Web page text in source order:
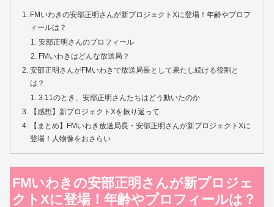
FMいわきの安部正明さんが新プロジェクトXに登場！年齢やプロフ
ィールは？
安部正明さんのプロフィール
FMいわきはどんな放送局？
安部正明さんがFMいわきで放送局長として果たし続ける役割と
は？
3.11のとき、安部正明さんたちはどう動いたのか
【感想】新プロジェクトXを振り返って
【まとめ】FMいわき放送局長・安部正明さんが新プロジェクトXに
登場！人物像をおさらい
FMいわきの安部正明さんが新プロジェ
クトXに登場！年齢やプロフィールは？